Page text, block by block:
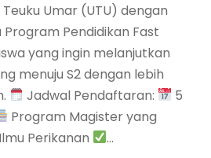
Umar (UTU) dengan
Pendidikan Fast
yang ingin melanjutkan
menuju S2 dengan lebih
Jadwal Pendaftaran:
5
Program Magister yang
Perikanan ...